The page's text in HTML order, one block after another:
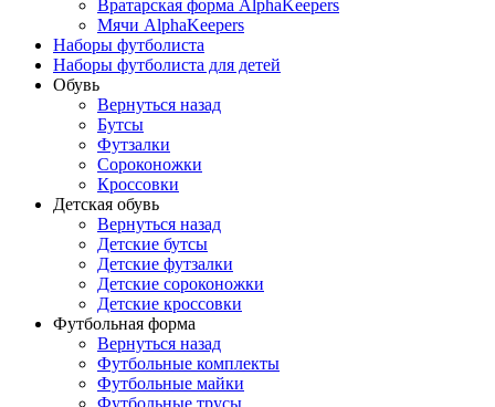
Вратарская форма AlphaKeepers
Мячи AlphaKeepers
Наборы футболиста
Наборы футболиста для детей
Обувь
Вернуться назад
Бутсы
Футзалки
Сороконожки
Кроссовки
Детская обувь
Вернуться назад
Детские бутсы
Детские футзалки
Детские сороконожки
Детские кроссовки
Футбольная форма
Вернуться назад
Футбольные комплекты
Футбольные майки
Футбольные трусы